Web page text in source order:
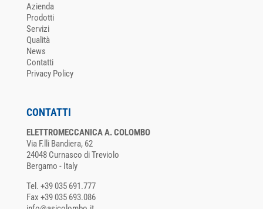
Azienda
Prodotti
Servizi
Qualità
News
Contatti
Privacy Policy
CONTATTI
ELETTROMECCANICA A. COLOMBO
Via F.lli Bandiera, 62
24048 Curnasco di Treviolo
Bergamo - Italy
Tel. +39 035 691.777
Fax +39 035 693.086